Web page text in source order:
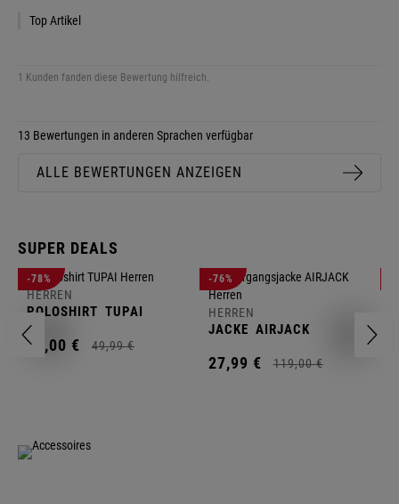
Top Artikel
1 Kunden fanden diese Bewertung hilfreich.
13 Bewertungen in anderen Sprachen verfügbar
ALLE BEWERTUNGEN ANZEIGEN
SUPER DEALS
-78%
HERREN
POLOSHIRT TUPAI
11,00 € 49,99 €
-76%
HERREN
JACKE AIRJACK
27,99 € 119,00 €